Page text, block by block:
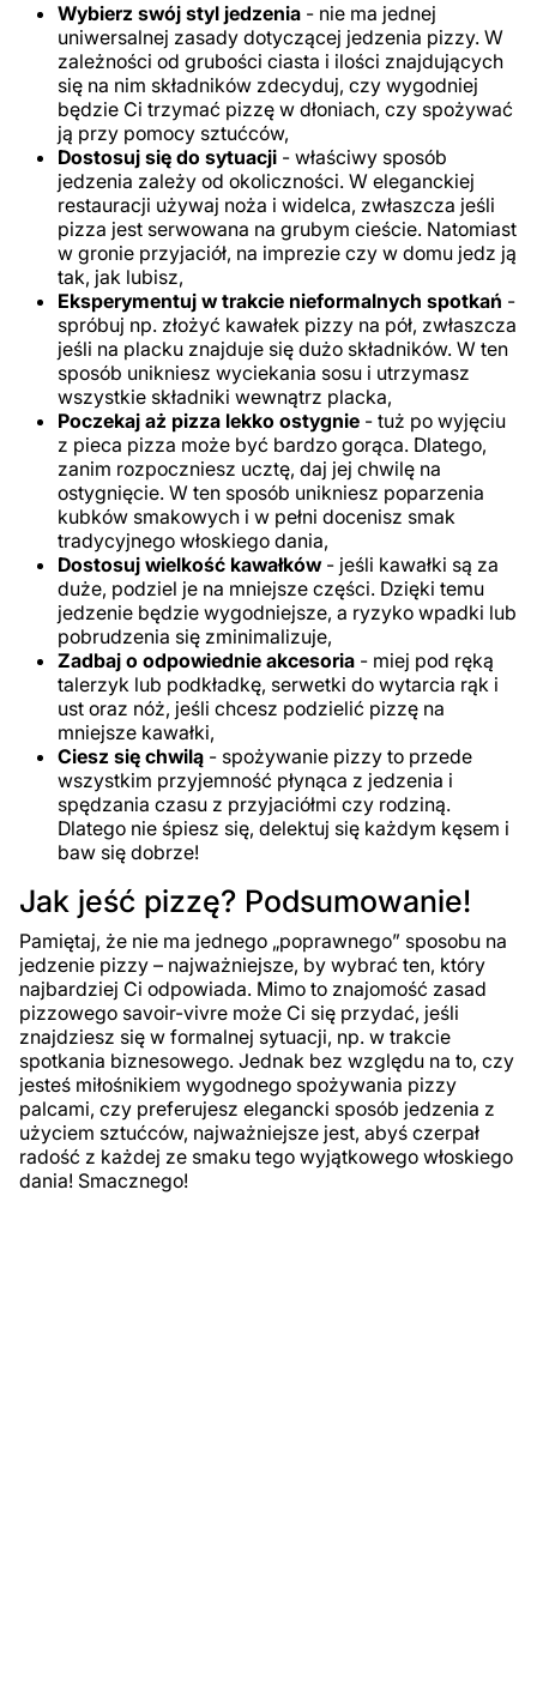
Wybierz swój styl jedzenia - nie ma jednej
uniwersalnej zasady dotyczącej jedzenia pizzy. W
zależności od grubości ciasta i ilości znajdujących
się na nim składników zdecyduj, czy wygodniej
będzie Ci trzymać pizzę w dłoniach, czy spożywać
ją przy pomocy sztućców,
Dostosuj się do sytuacji - właściwy sposób
jedzenia zależy od okoliczności. W eleganckiej
restauracji używaj noża i widelca, zwłaszcza jeśli
pizza jest serwowana na grubym cieście. Natomiast
w gronie przyjaciół, na imprezie czy w domu jedz ją
tak, jak lubisz,
Eksperymentuj w trakcie nieformalnych spotkań -
spróbuj np. złożyć kawałek pizzy na pół, zwłaszcza
jeśli na placku znajduje się dużo składników. W ten
sposób unikniesz wyciekania sosu i utrzymasz
wszystkie składniki wewnątrz placka,
Poczekaj aż pizza lekko ostygnie - tuż po wyjęciu
z pieca pizza może być bardzo gorąca. Dlatego,
zanim rozpoczniesz ucztę, daj jej chwilę na
ostygnięcie. W ten sposób unikniesz poparzenia
kubków smakowych i w pełni docenisz smak
tradycyjnego włoskiego dania,
Dostosuj wielkość kawałków- jeśli kawałki są za
duże, podziel je na mniejsze części. Dzięki temu
jedzenie będzie wygodniejsze, a ryzyko wpadki lub
pobrudzenia się zminimalizuje,
Zadbaj o odpowiednie akcesoria - miej pod ręką
talerzyk lub podkładkę, serwetki do wytarcia rąk i
ust oraz nóż, jeśli chcesz podzielić pizzę na
mniejsze kawałki,
Ciesz się chwilą - spożywanie pizzy to przede
wszystkim przyjemność płynąca z jedzenia i
spędzania czasu z przyjaciółmi czy rodziną.
Dlatego nie śpiesz się, delektuj się każdym kęsem i
baw się dobrze!
Jak jeść pizzę? Podsumowanie!
Pamiętaj, że nie ma jednego „poprawnego” sposobu na
jedzenie pizzy – najważniejsze, by wybrać ten, który
najbardziej Ci odpowiada. Mimo to znajomość zasad
pizzowego savoir-vivre może Ci się przydać, jeśli
znajdziesz się w formalnej sytuacji, np. w trakcie
spotkania biznesowego. Jednak bez względu na to, czy
jesteś miłośnikiem wygodnego spożywania pizzy
palcami, czy preferujesz elegancki sposób jedzenia z
użyciem sztućców, najważniejsze jest, abyś czerpał
radość z każdej ze smaku tego wyjątkowego włoskiego
dania! Smacznego!